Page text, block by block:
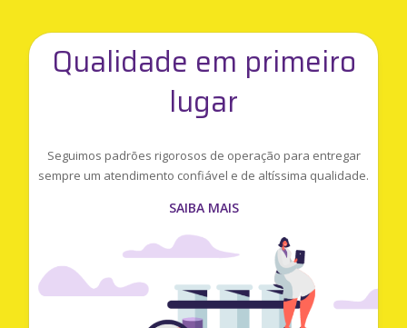
Qualidade em primeiro
lugar
Seguimos padrões rigorosos de operação para entregar
sempre um atendimento confiável e de altíssima qualidade.
SAIBA MAIS